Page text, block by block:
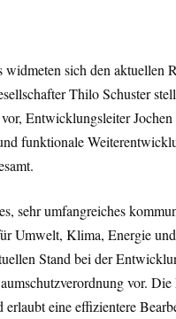
sich den aktuellen
Thilo Schuster
Entwicklungsleiter
funktionale
sehr umfangreiches
Umwelt, Klima, Energie
Stand bei der
vor.
eine effizientere